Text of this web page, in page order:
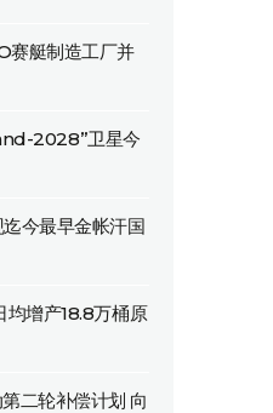
赛艇制造工厂并
2028”卫星今
今最早金帐汗国
均增产18.8万桶原
二轮补偿计划 向